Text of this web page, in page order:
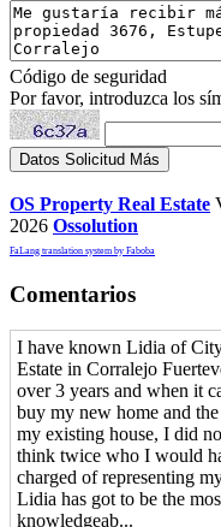
Código de seguridad
Por favor, introduzca los
OS Property Real Estate
2026 Ossolution
FaLang translation system by Faboba
Comentarios
I have known Lidia of
Estate in Corralejo
over 3 years and when it
buy my new home and
my existing house, I did
think twice who I would
charged of representing
Lidia has got to be the
knowledgeab...